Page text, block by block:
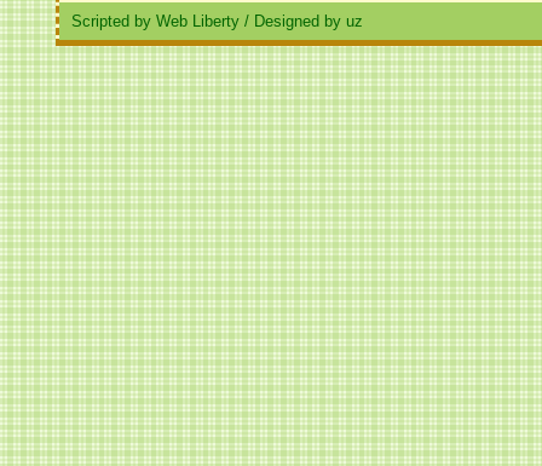
Scripted by Web Liberty / Designed by uz